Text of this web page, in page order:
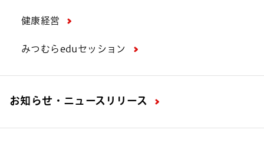
健康経営
みつむらeduセッション
お知らせ・ニュースリリース